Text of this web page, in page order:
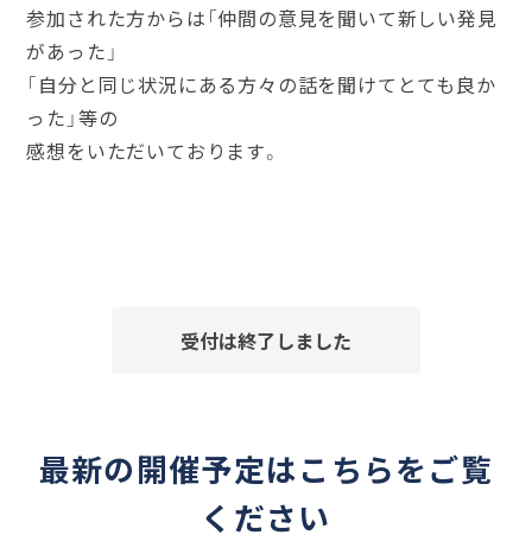
参加された方からは「仲間の意見を聞いて新しい発見
があった」
「自分と同じ状況にある方々の話を聞けてとても良か
った」等の
感想をいただいております。
受付は終了しました
最新の開催予定はこちらをご覧
ください